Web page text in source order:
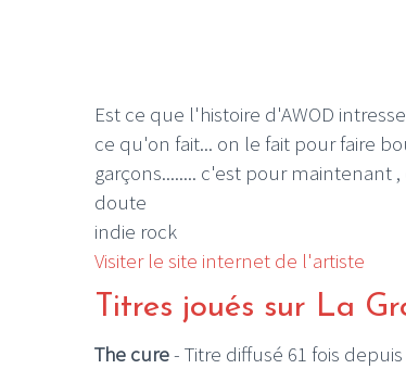
Est ce que l'histoire d'AWOD
ce qu'on fait... on le fait pour faire
garçons........ c'est pour maintenant
doute
indie rock
Visiter le site internet de l'artiste
Titres joués sur La
The cure- Titre diffusé 61 fois